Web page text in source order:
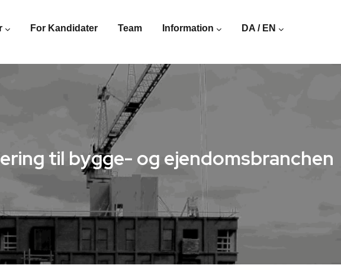
For Kandidater Team Information DA / EN
til bygge- og ejendomsbranchen